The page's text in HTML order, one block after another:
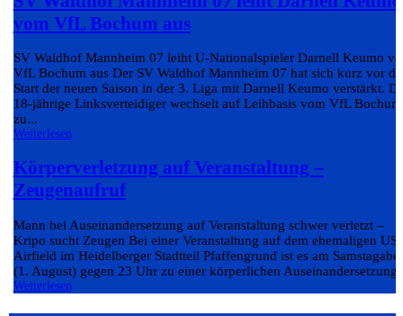
vom VfL Bochum aus
SV Waldhof Mannheim 07 leiht U-Nationalspieler Darnell Keumo
VfL Bochum aus Der SV Waldhof Mannheim 07 hat sich kurz vor
Start der neuen Saison in der 3. Liga mit Darnell Keumo verstärkt.
18-jährige Linksverteidiger wechselt auf Leihbasis vom VfL Bochum
zu...
Weiterlesen
Körperverletzung auf Veranstaltung –
Zeugenaufruf
Mann bei Auseinandersetzung auf Veranstaltung schwer verletzt –
Kripo sucht Zeugen Bei einer Veranstaltung auf dem ehemaligen US-
Airfield im Heidelberger Stadtteil Pfaffengrund ist es am
(1. August) gegen 23 Uhr zu einer körperlichen
Weiterlesen